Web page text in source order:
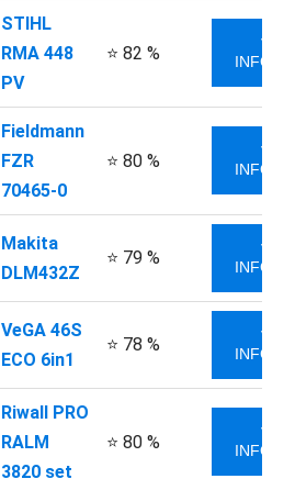
STIHL
RMA 448
PV
⭐ 82 %
VÍCE
Fieldmann
FZR
70465-0
⭐ 80 %
VÍCE
Makita
DLM432Z
⭐ 79 %
VÍCE
VeGA 46S
ECO 6in1
⭐ 78 %
VÍCE
Riwall PRO
RALM
3820 set
⭐ 80 %
VÍCE